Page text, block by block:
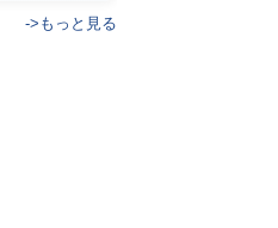
->もっと見る